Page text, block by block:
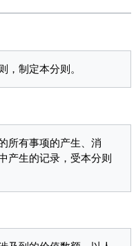
所有事项的产生、消
产生的记录，受本分则